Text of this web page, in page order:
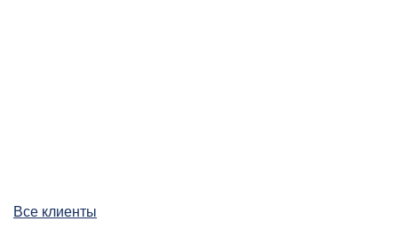
Все клиенты